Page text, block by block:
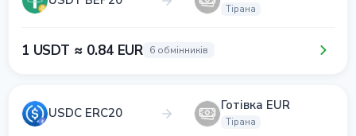
Тірана
1 USDT ≈ 0.84 EUR 6 обмінників
USDC ERC20 Готівка EUR
Тірана